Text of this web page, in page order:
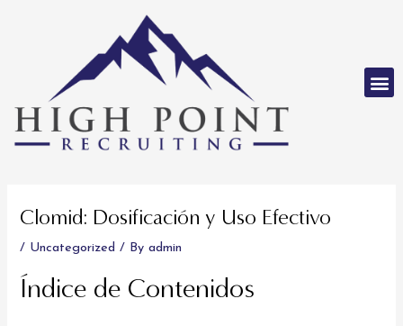
Clomid: Dosificación y Uso Efectivo
/ Uncategorized / Byadmin
Índice de Contenidos